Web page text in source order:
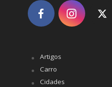
Artigos
Carro
Cidades